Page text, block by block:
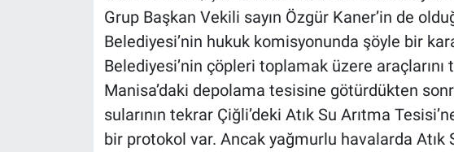
Grup Başkan Vekili sayın Özgür Kaner’in de
Belediyesi’nin hukuk komisyonunda şöyle bir
Belediyesi’nin çöpleri toplamak üzere
Manisa’daki depolama tesisine götürdükten
sularının tekrar Çiğli’deki Atık Su Arıtma
bir protokol var. Ancak yağmurlu havalarda Atık